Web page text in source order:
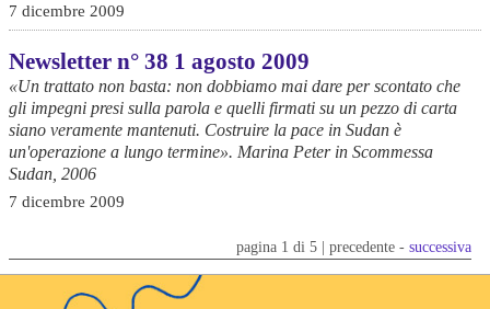
7 dicembre 2009
Newsletter n° 38 1 agosto 2009
«Un trattato non basta: non dobbiamo mai dare per scontato che
gli impegni presi sulla parola e quelli firmati su un pezzo di carta
siano veramente mantenuti. Costruire la pace in Sudan è
un'operazione a lungo termine». Marina Peter in Scommessa
Sudan, 2006
7 dicembre 2009
pagina 1 di 5 | precedente -successiva